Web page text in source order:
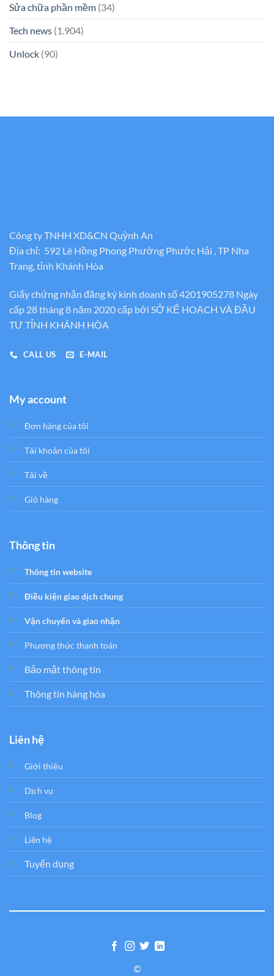
Sửa chữa phần mềm (34)
Tech news (1.904)
Unlock (90)
Công ty TNHH XD&CN Quỳnh An
Địa chỉ: 592 Lê Hồng Phong Phường Phước Hải , TP Nha
Trang, tỉnh Khánh Hòa
Giấy chứng nhận đăng ký kinh doanh số 4201905278 Ngày
cấp 28 tháng 8 năm 2020 cấp bới SỞ KẾ HOẠCH VÀ ĐẦU
TƯ TỈNH KHÁNH HÒA
CALL US E-MAIL
My account
Đơn hàng của tôi
Tải khoản của tôi
Tải về
Giỏ hàng
Thông tin
Thông tin website
Điều kiện giao dịch chung
Vận chuyển và giao nhận
Phương thức thanh toán
Bảo mật thông tin
Thông tin hàng hóa
Liên hệ
Giới thiệu
Dịch vụ
Blog
Liên hệ
Tuyển dụng
©